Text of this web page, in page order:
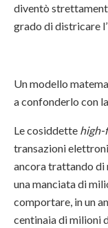
diventò
grado di districare
Un modello
a confonderlo con
Le cosiddette high-
transazioni
ancora trattando di
una manciata di
comportare, in un
centinaia di milioni